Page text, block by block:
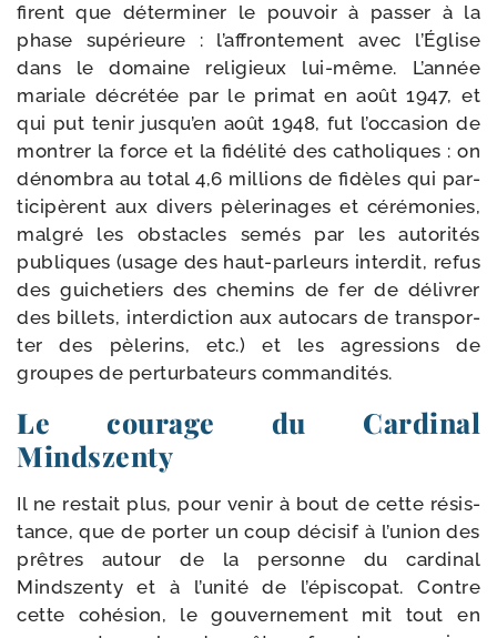
firent que déter­mi­ner le pou­voir à pas­ser à la
phase supé­rieure : l’af­fron­te­ment avec l’Église
dans le domaine reli­gieux lui-​même. L’année
mariale décré­tée par le pri­mat en août 1947, et
qui put tenir jus­qu’en août 1948, fut l’oc­ca­sion de
mon­trer la force et la fidé­li­té des catho­liques : on
dénom­bra au total 4,6 mil­lions de fidèles qui par­
ti­ci­pèrent aux divers pèle­ri­nages et céré­mo­nies,
mal­gré les obs­tacles semés par les auto­ri­tés
publiques (usage des haut-​parleurs inter­dit, refus
des gui­che­tiers des che­mins de fer de déli­vrer
des billets, inter­dic­tion aux auto­cars de trans­por­
ter des pèle­rins, etc.) et les agres­sions de
groupes de per­tur­ba­teurs commandités.
Le courage du Cardinal
Mindszenty
Il ne res­tait plus, pour venir à bout de cette résis­
tance, que de por­ter un coup déci­sif à l’u­nion des
prêtres autour de la per­sonne du car­di­nal
Mindszenty et à l’u­ni­té de l’é­pis­co­pat. Contre
cette cohé­sion, le gou­ver­ne­ment mit tout en